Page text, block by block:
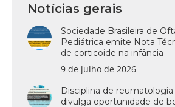
Notícias gerais
Sociedade Brasileira de
Pediátrica emite Nota
de corticoide na infância
9 de julho de 2026
Disciplina de
divulga oportunidade de